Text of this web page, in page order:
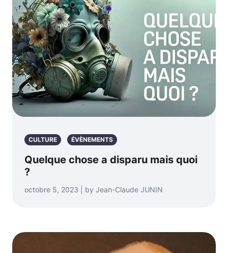
CULTURE ÉVÈNEMENTS
Quelque chose a disparu mais quoi
?
octobre 5, 2023 | by Jean-Claude JUNIN